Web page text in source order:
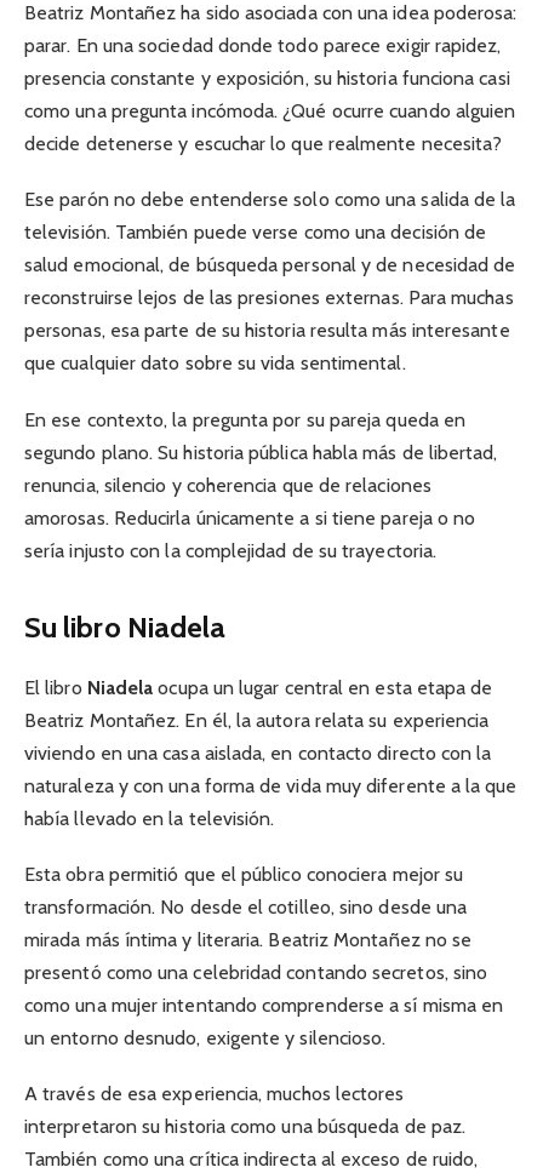
Beatriz Montañez ha sido asociada con una idea poderosa:
parar. En una sociedad donde todo parece exigir rapidez,
presencia constante y exposición, su historia funciona casi
como una pregunta incómoda. ¿Qué ocurre cuando alguien
decide detenerse y escuchar lo que realmente necesita?
Ese parón no debe entenderse solo como una salida de la
televisión. También puede verse como una decisión de
salud emocional, de búsqueda personal y de necesidad de
reconstruirse lejos de las presiones externas. Para muchas
personas, esa parte de su historia resulta más interesante
que cualquier dato sobre su vida sentimental.
En ese contexto, la pregunta por su pareja queda en
segundo plano. Su historia pública habla más de libertad,
renuncia, silencio y coherencia que de relaciones
amorosas. Reducirla únicamente a si tiene pareja o no
sería injusto con la complejidad de su trayectoria.
Su libro Niadela
El libro Niadela ocupa un lugar central en esta etapa de
Beatriz Montañez. En él, la autora relata su experiencia
viviendo en una casa aislada, en contacto directo con la
naturaleza y con una forma de vida muy diferente a la que
había llevado en la televisión.
Esta obra permitió que el público conociera mejor su
transformación. No desde el cotilleo, sino desde una
mirada más íntima y literaria. Beatriz Montañez no se
presentó como una celebridad contando secretos, sino
como una mujer intentando comprenderse a sí misma en
un entorno desnudo, exigente y silencioso.
A través de esa experiencia, muchos lectores
interpretaron su historia como una búsqueda de paz.
También como una crítica indirecta al exceso de ruido,